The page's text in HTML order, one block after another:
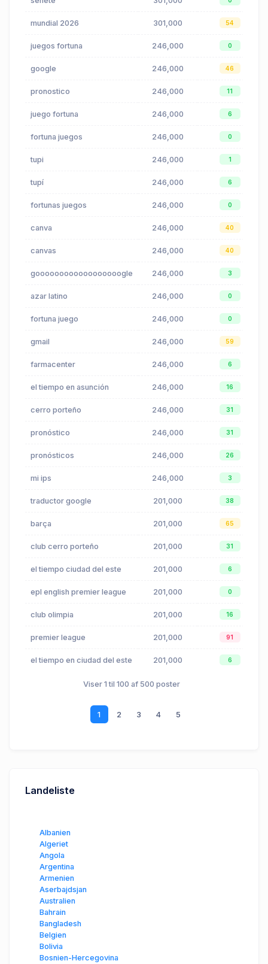
mundial 2026 301,000 54
juegos fortuna 246,000 0
google 246,000 46
pronostico 246,000 11
juego fortuna 246,000 6
fortuna juegos 246,000 0
tupi 246,000 1
tupí 246,000 6
fortunas juegos 246,000 0
canva 246,000 40
canvas 246,000 40
goooooooooooooooooogle 246,000 3
azar latino 246,000 0
fortuna juego 246,000 0
gmail 246,000 59
farmacenter 246,000 6
el tiempo en asunción 246,000 16
cerro porteño 246,000 31
pronóstico 246,000 31
pronósticos 246,000 26
mi ips 246,000 3
traductor google 201,000 38
barça 201,000 65
club cerro porteño 201,000 31
el tiempo ciudad del este 201,000 6
epl english premier league 201,000 0
club olimpia 201,000 16
premier league 201,000 91
el tiempo en ciudad del este 201,000 6
Viser 1 til 100 af 500 poster
1 2 3 4 5
Landeliste
Albanien
Algeriet
Angola
Argentina
Armenien
Aserbajdsjan
Australien
Bahrain
Bangladesh
Belgien
Bolivia
Bosnien-Hercegovina